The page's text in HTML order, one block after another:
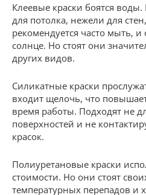
Клеевые краски боятся
для потолка, нежели для
рекомендуется часто мыть,
солнце. Но стоят они
других видов.
Силикатные краски
входит щелочь, что
время работы. Подходят не
поверхностей и не
красок.
Полиуретановые краски
стоимости. Но они стоят
температурных перепадов и